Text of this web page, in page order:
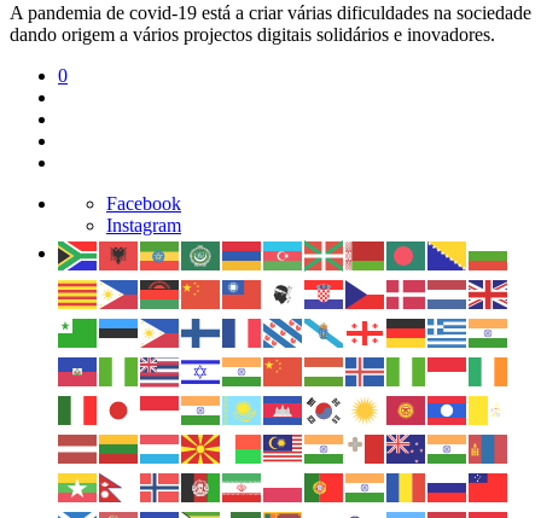
A pandemia de covid-19 está a criar várias dificuldades na sociedade
dando origem a vários projectos digitais solidários e inovadores.
0
Facebook
Instagram